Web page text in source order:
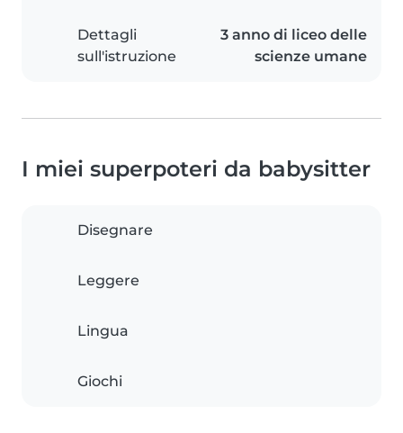
Dettagli
sull'istruzione
3 anno di liceo delle
scienze umane
I miei superpoteri da babysitter
Disegnare
Leggere
Lingua
Giochi